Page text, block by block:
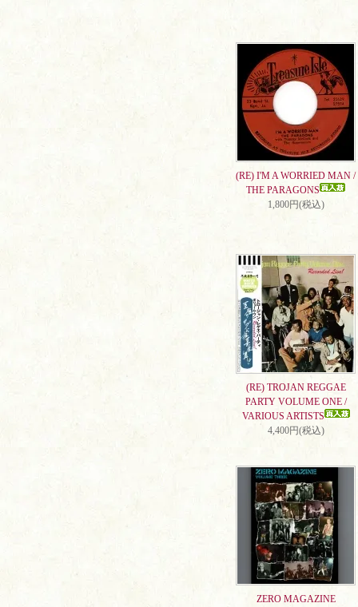
(RE) I'M A WORRIED MAN /
THE PARAGONS
1,800円(税込)
(RE) TROJAN REGGAE
PARTY VOLUME ONE /
VARIOUS ARTISTS
4,400円(税込)
ZERO MAGAZINE